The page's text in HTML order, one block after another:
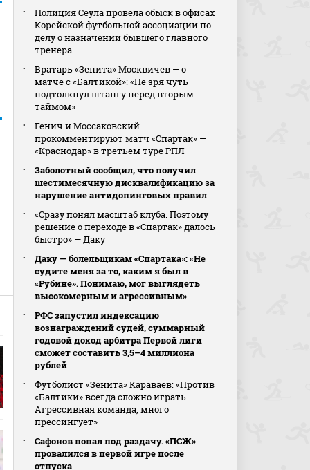
Полиция Сеула провела обыск в офисах
Корейской футбольной ассоциации по
делу о назначении бывшего главного
тренера
Вратарь «Зенита» Москвичев — о
матче с «Балтикой»: «Не зря чуть
подтолкнул штангу перед вторым
таймом»
Генич и Моссаковский
прокомментируют матч «Спартак» —
«Краснодар» в третьем туре РПЛ
Заболотный сообщил, что получил
шестимесячную дисквалификацию за
нарушение антидопинговых правил
«Сразу понял масштаб клуба. Поэтому
решение о переходе в «Спартак» далось
быстро» — Даку
Даку — болельщикам «Спартака»: «Не
судите меня за то, каким я был в
«Рубине». Понимаю, мог выглядеть
высокомерным и агрессивным»
РФС запустил индексацию
вознаграждений судей, суммарный
годовой доход арбитра Первой лиги
сможет составить 3,5–4 миллиона
рублей
Футболист «Зенита» Караваев: «Против
«Балтики» всегда сложно играть.
Агрессивная команда, много
прессингует»
Сафонов попал под раздачу. «ПСЖ»
провалился в первой игре после
отпуска